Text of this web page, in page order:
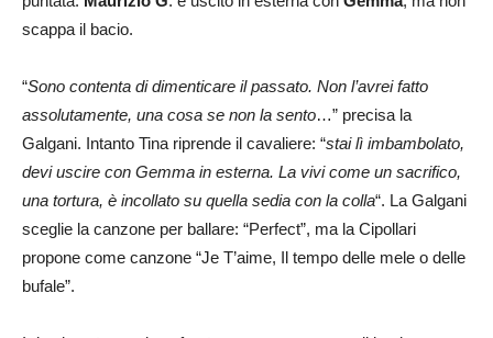
scappa il bacio.
“Sono contenta di dimenticare il passato. Non l’avrei fatto
assolutamente, una cosa se non la sento…” precisa la
Galgani. Intanto Tina riprende il cavaliere: “stai lì imbambolato,
devi uscire con Gemma in esterna. La vivi come un sacrifico,
una tortura, è incollato su quella sedia con la colla“. La Galgani
sceglie la canzone per ballare: “Perfect”, ma la Cipollari
propone come canzone “Je T’aime, Il tempo delle mele o delle
bufale”.